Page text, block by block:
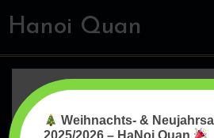
Hanoi Quan
Suchen
Weihnachts- &
2025/2026 – HaNoi Quan